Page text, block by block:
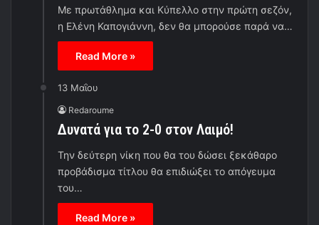
Με πρωτάθλημα και Κύπελλο στην πρώτη σεζόν,
η Ελένη Καπογιάννη, δεν θα μπορούσε παρά να…
Read More »
13 Μαΐου
Redaroume
Δυνατά για το 2-0 στον Λαιμό!
Την δεύτερη νίκη που θα του δώσει ξεκάθαρο
προβάδισμα τίτλου θα επιδιώξει το απόγευμα
του…
Read More »